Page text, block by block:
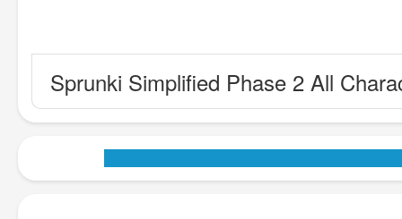
Sprunki Simplified Phase 2 All